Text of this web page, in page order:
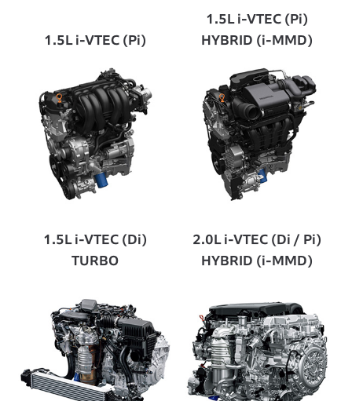
1.5L i-VTEC (Pi)
1.5L i-VTEC (Pi)
HYBRID (i-MMD)
1.5L i-VTEC (Di)
TURBO
2.0L i-VTEC (Di / Pi)
HYBRID (i-MMD)